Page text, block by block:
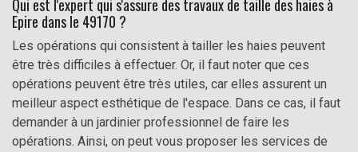
Qui est l'expert qui s'assure des travaux de taille des haies à
Epire dans le 49170 ?
Les opérations qui consistent à tailler les haies peuvent
être très difficiles à effectuer. Or, il faut noter que ces
opérations peuvent être très utiles, car elles assurent un
meilleur aspect esthétique de l'espace. Dans ce cas, il faut
demander à un jardinier professionnel de faire les
opérations. Ainsi, on peut vous proposer les services de